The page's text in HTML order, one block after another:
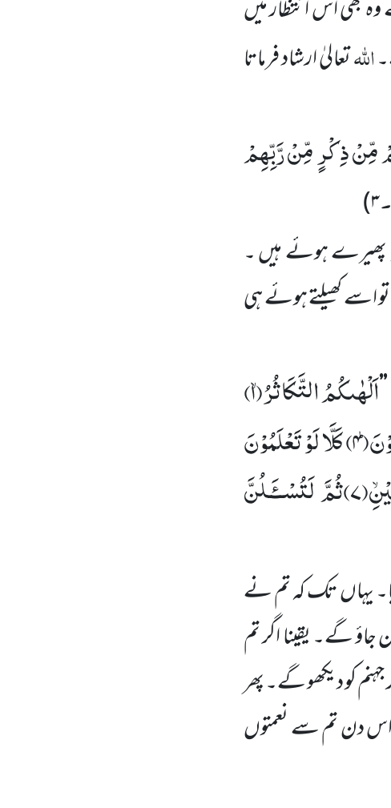
بھی اس انتظار میں
اللہتعالیٰ ارشاد فرماتا
مِّنْ ذِكْرٍ مِّنْ رَّبِّهِمْ
۔۳)
پھیرے ہوئے ہیں ۔
کھیلتےہوئے ہی
’’اَلْهٰىكُمُ التَّكَاثُرُۙ(۱)
۴) كَلَّا لَوْ تَعْلَمُوْنَ
۷)ثُمَّ لَتُسْــٴَـلُنَّ
یہاںتک کہ تم نے
گے۔ یقینا اگر تم
کو دیکھو گے۔ پھر
دن تم سے نعمتوں